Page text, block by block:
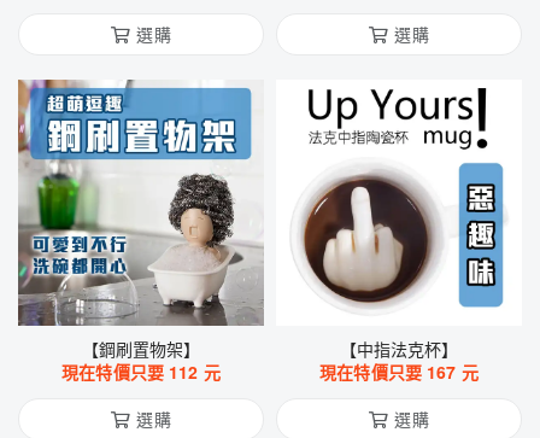
選購
選購
【鋼刷置物架】
現在特價只要 112 元
選購
【中指法克杯】
現在特價只要 167 元
選購